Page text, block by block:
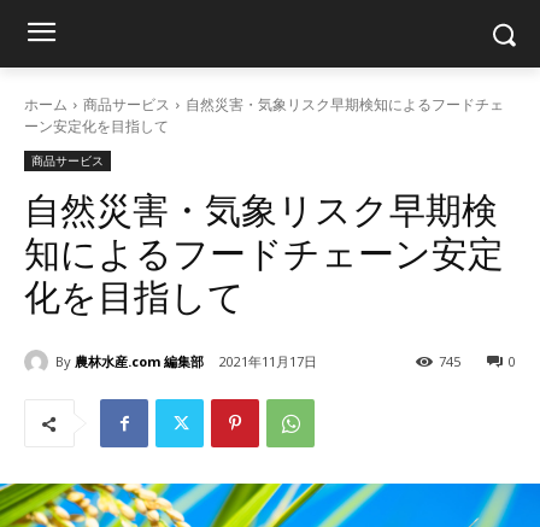
ホーム 商品サービス
自然災害・気象リスク早期検知によるフードチェ
ーン安定化を目指して
商品サービス
自然災害・気象リスク早期検
知によるフードチェーン安定
化を目指して
By 農林水産.com 編集部 2021年11月17日 0
745